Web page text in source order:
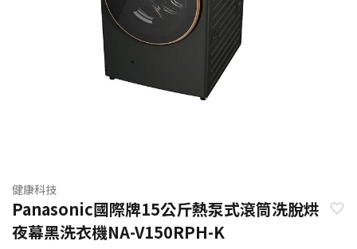
健康科技
Panasonic國際牌15公斤熱泵式滾筒洗脫烘
夜幕黑洗衣機NA-V150RPH-K